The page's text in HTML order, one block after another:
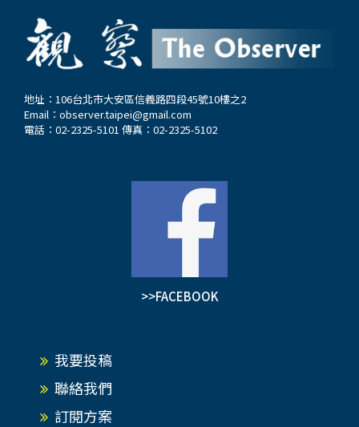
地址：106台北市大安區信義路四段45號10樓之2
Email： observer.taipei@gmail.com
電話：02-2325-5101 傳真：02-2325-5102
>>FACEBOOK
我要投稿
聯絡我們
訂閱方案